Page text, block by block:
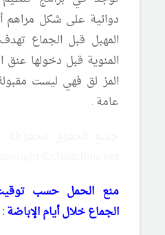
دوائية على شكل
المهبل قبل الجماع
المنوية قبل دخولها عنق
المز لق فهي ليست
عامة .
منع الحمل حسب
الجماع خلال أيام الإباضة :